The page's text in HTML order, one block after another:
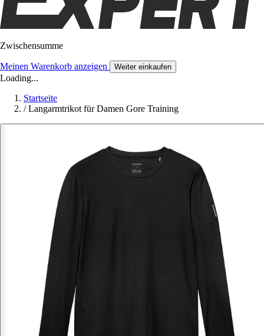
Zwischensumme
Meinen Warenkorb anzeigen Weiter einkaufen
Loading...
Startseite
/ Langarmtrikot für Damen Gore Training